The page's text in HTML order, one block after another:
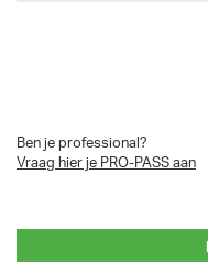
Ben je professional?
Vraag hier je PRO-PASS aan